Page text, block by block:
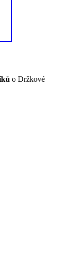
o Držkové